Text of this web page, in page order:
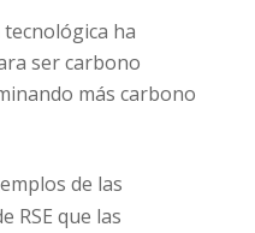
ha
ser carbono
más carbono
de las
RSE que las